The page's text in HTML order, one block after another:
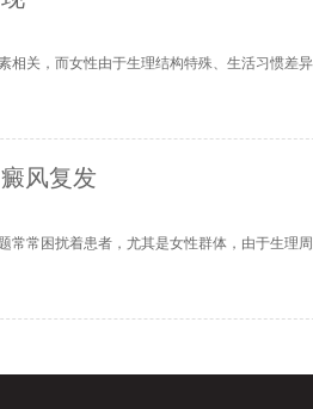
相关，而女性由于生理结构特殊、生活习惯差
风复发
常常困扰着患者，尤其是女性群体，由于生理